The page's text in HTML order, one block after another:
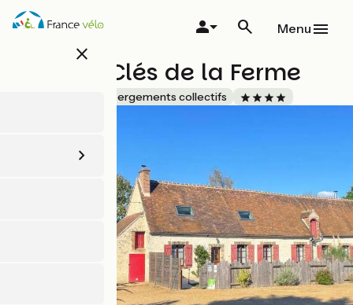
Aller
au
close
Menu
Gîte Les Clés de la Ferme
Hébergements collectifs